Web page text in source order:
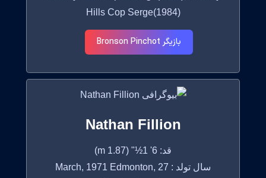
Hills Cop Serge(1984)
بازیگر Bronson Pinchot
Nathan Fillion
قد: 6' 1½" (1.87 m)
سال تولد : 27 March, 1971 Edmonton,